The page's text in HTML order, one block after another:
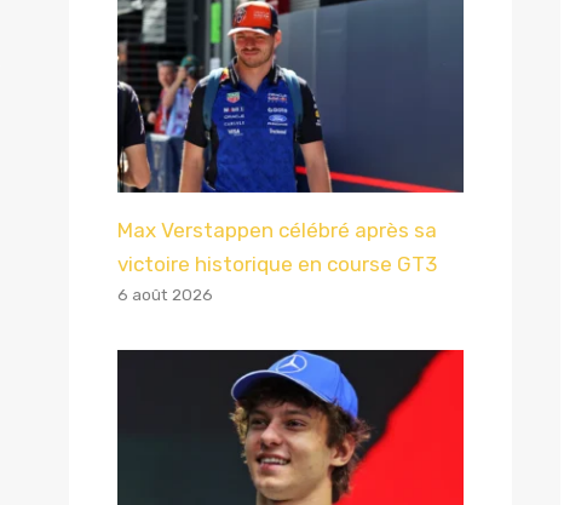
Max Verstappen célébré après sa
victoire historique en course GT3
6 août 2026